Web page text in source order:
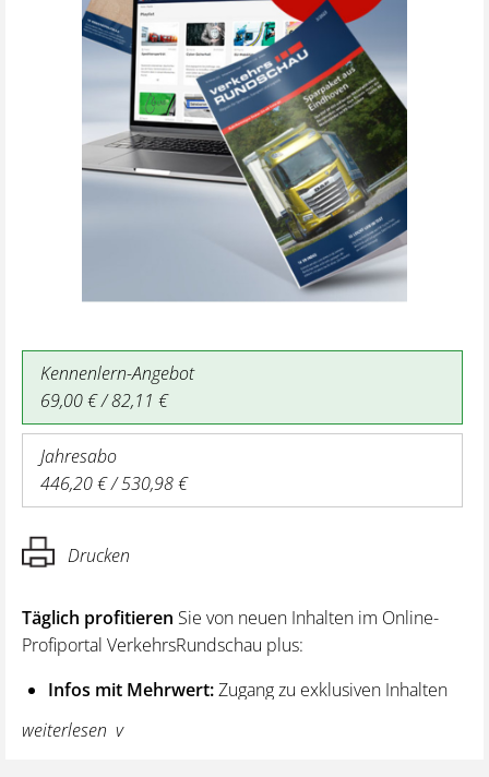
Kennenlern-Angebot
69,00 € / 82,11 €
Jahresabo
446,20 € / 530,98 €
Drucken
Täglich profitieren Sie von neuen Inhalten im Online-
Profiportal VerkehrsRundschau plus:
Infos mit Mehrwert:Zugang zu exklusiven Inhalten
und Hintergrundwissen – von aktuellen Regelungen
wie z. B. bei den Lenk- und Ruhezeiten,
weiterlesen